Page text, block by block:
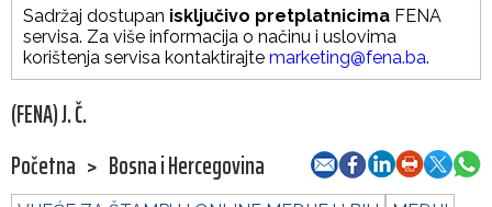
Sadržaj dostupan isključivo pretplatnicima FENA
servisa. Za više informacija o načinu i uslovima
korištenja servisa kontaktirajte marketing@fena.ba.
(FENA) J. Č.
Početna > Bosna i Hercegovina